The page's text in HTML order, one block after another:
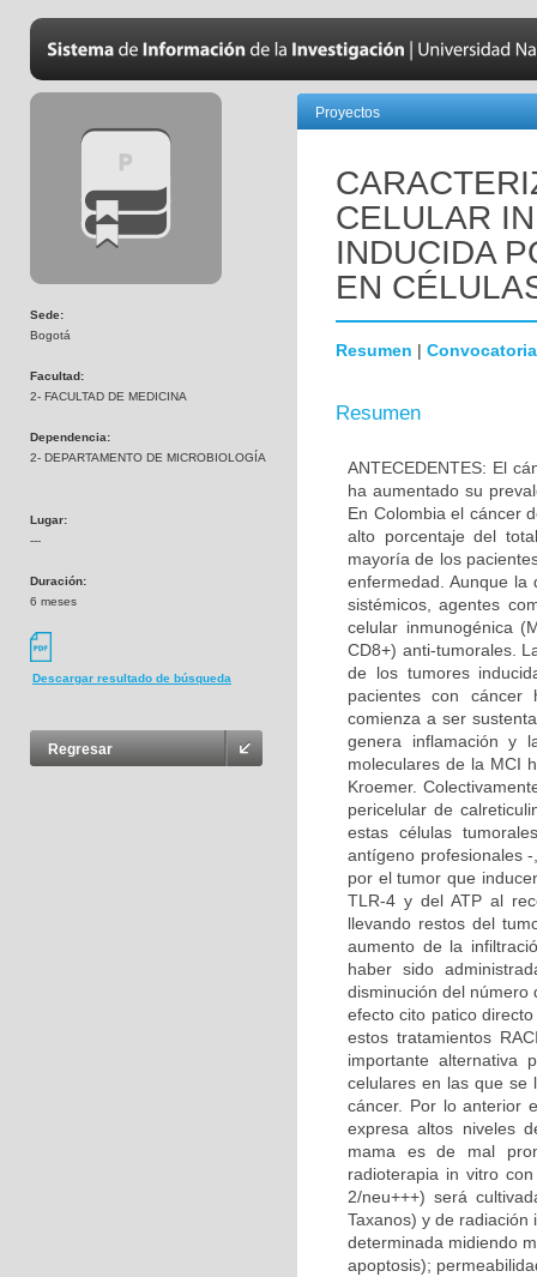
Sede:
Bogotá
Facultad:
2- FACULTAD DE MEDICINA
Dependencia:
2- DEPARTAMENTO DE MICROBIOLOGÍA
Lugar:
---
Duración:
6 meses
Descargar resultado de búsqueda
Regresar
Proyectos
CELULAR
INDUCIDA
EN
Resumen | Convocatoria
Resumen
ANTECEDENTES: El
ha aumentado su
En Colombia el cáncer
alto porcentaje del
mayoría de los
enfermedad. Aunque la
sistémicos, agentes
celular inmunogénica
CD8+) anti-tumorales.
de los tumores
pacientes con cáncer
comienza a ser
genera inflamación y
moleculares de la MCI
Kroemer.
pericelular de
estas células
antígeno profesionales
por el tumor que
TLR-4 y del ATP al
llevando restos del
aumento de la
haber sido
disminución del número
efecto cito patico
estos tratamientos
importante alternativa
celulares en las que se
cáncer. Por lo anterior
expresa altos niveles
mama es de mal
radioterapia in vitro
2/neu+++) será
Taxanos) y de
determinada midiendo
apoptosis);